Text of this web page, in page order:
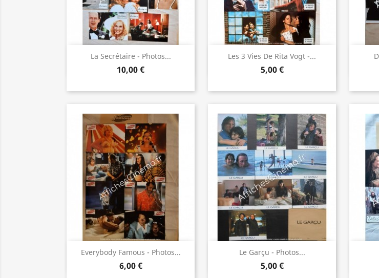
La Secrétaire - Photos...
10,00 €
Aperçu rapide Les 3 Vies De Rita Vogt -...
5,00 €
Aperçu rapide
Everybody Famous - Photos...
6,00 €
Aperçu rapide Le Garçu - Photos...
5,00 €
Aperçu rapide